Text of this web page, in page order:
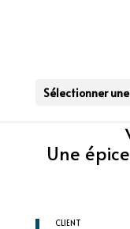
Sélectionner
Une
CLIENT